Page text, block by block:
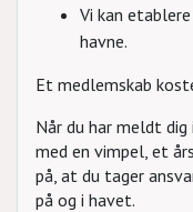
Vi kan
havne.
Et medlemskab
Når du har meldt dig
med en vimpel, et
på, at du tager
på og i havet.